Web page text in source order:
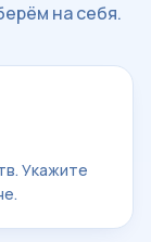
на себя.
Укажите